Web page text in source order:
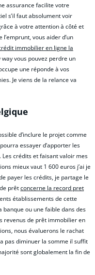
assurance facilite votre
s’il faut absolument voir
à votre attention à côté et
vous aider d’un
immobilier en ligne la
vous pouvez perdre un
une réponde à vos
Je viens de la relance va
d’inclure le projet comme
essayer d’apporter les
crédits et faisant valoir mes
mieux vaut 1 600 euros j’ai je
payer les crédits, je partage le
prêtconcerne la record pret
établissements de cette
banque ou une faible dans des
revenus de prêt immobilier en
nous évaluerons le rachat
pas diminuer la somme il suffit
sont globalement la fin de